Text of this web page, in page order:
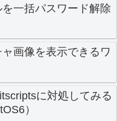
一括パスワード解除
画像を表示できるワ
に対処してみる
）